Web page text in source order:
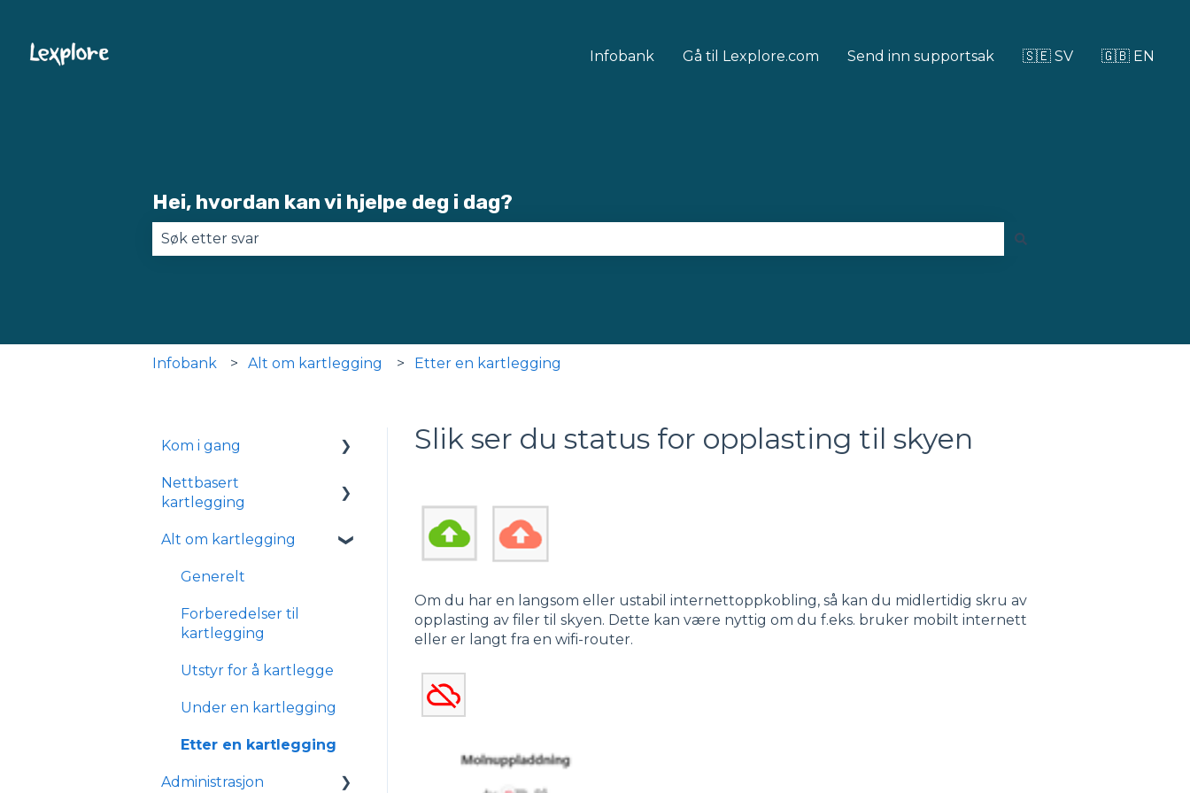
Infobank Gå til Lexplore.com Send inn supportsak 🇸🇪 SV 🇬🇧 EN
Hei, hvordan kan vi hjelpe deg i dag?
Infobank Alt om kartlegging Etter en kartlegging
Slik ser du status for opplasting til skyen
Om du har en langsom eller ustabil internettoppkobling, så kan du midlertidig skru av
opplasting av filer til skyen. Dette kan være nyttig om du f.eks. bruker mobilt internett
eller er langt fra en wifi-router.
Kom i gang
Logge inn
øyesporer
Installasjon med
Administration
Integrations
Nettbasert
kartlegging
Kom igang med
kartlegging
Alt om kartlegging
Generelt
Forberedelser til
kartlegging
Utstyr for å kartlegge
Under en kartlegging
Etter en kartlegging
Administrasjon